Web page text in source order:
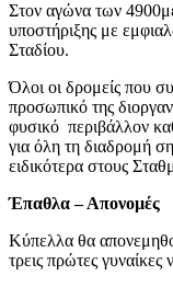
Στον αγώνα των
υποστήριξης με
Σταδίου.
Όλοι οι δρομείς που
προσωπικό της
φυσικό περιβάλλον
για όλη τη διαδρομή
ειδικότερα στους
Έπαθλα – Απονοµές
Κύπελλα θα
τρεις πρώτες γυναίκες